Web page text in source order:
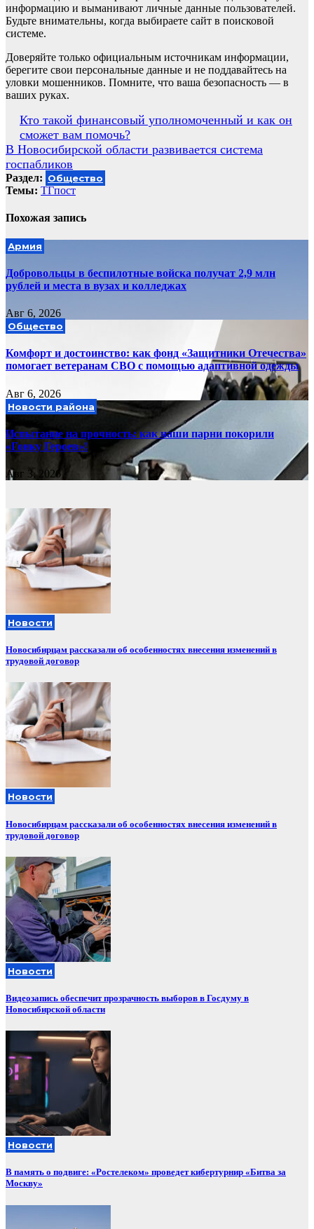
информацию и выманивают личные данные пользователей.
Будьте внимательны, когда выбираете сайт в поисковой
системе.
Доверяйте только официальным источникам информации,
берегите свои персональные данные и не поддавайтесь на
уловки мошенников. Помните, что ваша безопасность — в
ваших руках.
Навигация
по
записям
Кто такой финансовый уполномоченный и как он
сможет вам помочь?
В Новосибирской области развивается система
госпабликов
Раздел: Общество
Темы: ТГпост
Похожая запись
Армия
Добровольцы в беспилотные войска получат 2,9 млн
рублей и места в вузах и колледжах
Авг 6, 2026
Общество
Комфорт и достоинство: как фонд «Защитники Отечества»
помогает ветеранам СВО с помощью адаптивной одежды
Авг 6, 2026
Новости района
Испытание на прочность: как наши парни покорили
«Гонку Героев»!
Авг 3, 2026
Новости
Новосибирцам рассказали об особенностях внесения изменений в
трудовой договор
Новости
Новосибирцам рассказали об особенностях внесения изменений в
трудовой договор
Новости
Видеозапись обеспечит прозрачность выборов в Госдуму в
Новосибирской области
Новости
В память о подвиге: «Ростелеком» проведет кибертурнир «Битва за
Москву»